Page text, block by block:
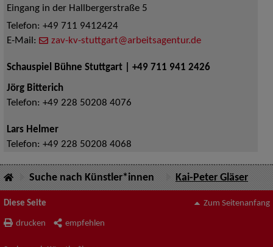
Eingang in der Hallbergerstraße 5
Telefon: +49 711 9412424
E-Mail:
zav-kv-stuttgart@arbeitsagentur.de
Schauspiel Bühne Stuttgart | +49 711 941 2426
Jörg Bitterich
Telefon: +49 228 50208 4076
Lars Helmer
Telefon: +49 228 50208 4068
Suche nach Künstler*innen Kai-Peter Gläser
Diese Seite
drucken empfehlen
Zum Seitenanfang